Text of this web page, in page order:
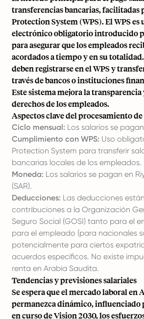
transferencias bancarias, facilitadas
Protection System (WPS). El WPS es
electrónico obligatorio introducido
para asegurar que los empleados
acordados a tiempo y en su
deben registrarse en el WPS y
través de bancos o instituciones
Este sistema mejora la transparencia
derechos de los empleados.
Aspectos clave del procesamiento
Ciclo mensual: Los salarios se
Cumplimiento con WPS: Uso
Protection System para transferir
bancarias locales de los empleados.
Moneda: Los salarios se pagan en
(SAR).
Deducciones: Las deducciones
contribuciones a la Organización
Seguro Social (GOSI) tanto para el
para el empleado (para nacionales
potencialmente para ciertos
acuerdos específicos. No existe
renta en Arabia Saudita.
Tendencias y previsiones salariales
Se espera que el mercado laboral en
permanezca dinámico, influenciado
en curso de Vision 2030, los